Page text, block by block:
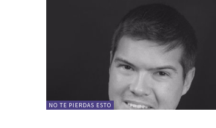
NO TE PIERDAS ESTO